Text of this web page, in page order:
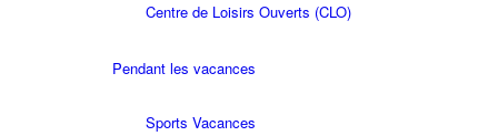
Centre de Loisirs Ouverts (CLO)
Pendant les vacances
Sports Vacances